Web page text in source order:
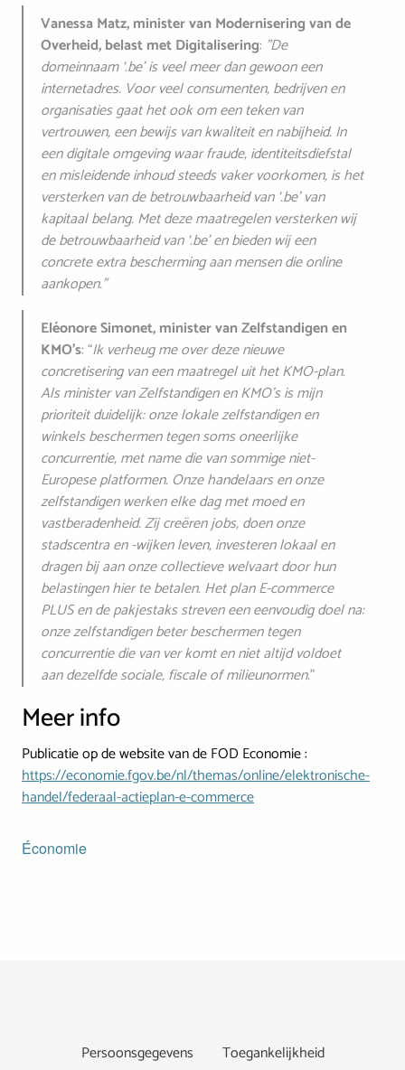
Vanessa Matz, minister van Modernisering van de
Overheid, belast met Digitalisering: "De
domeinnaam ‘.be’ is veel meer dan gewoon een
internetadres. Voor veel consumenten, bedrijven en
organisaties gaat het ook om een teken van
vertrouwen, een bewijs van kwaliteit en nabijheid. In
een digitale omgeving waar fraude, identiteitsdiefstal
en misleidende inhoud steeds vaker voorkomen, is het
versterken van de betrouwbaarheid van ‘.be’ van
kapitaal belang. Met deze maatregelen versterken wij
de betrouwbaarheid van ‘.be’ en bieden wij een
concrete extra bescherming aan mensen die online
aankopen."
Eléonore Simonet, minister van Zelfstandigen en
KMO’s: “Ik verheug me over deze nieuwe
concretisering van een maatregel uit het KMO-plan.
Als minister van Zelfstandigen en KMO’s is mijn
prioriteit duidelijk: onze lokale zelfstandigen en
winkels beschermen tegen soms oneerlijke
concurrentie, met name die van sommige niet-
Europese platformen. Onze handelaars en onze
zelfstandigen werken elke dag met moed en
vastberadenheid. Zij creëren jobs, doen onze
stadscentra en -wijken leven, investeren lokaal en
dragen bij aan onze collectieve welvaart door hun
belastingen hier te betalen. Het plan E-commerce
PLUS en de pakjestaks streven een eenvoudig doel na:
onze zelfstandigen beter beschermen tegen
concurrentie die van ver komt en niet altijd voldoet
aan dezelfde sociale, fiscale of milieunormen.”
Meer info
Publicatie op de website van de FOD Economie :
https://economie.fgov.be/nl/themas/online/elektronische-
handel/federaal-actieplan-e-commerce
Économie
Persoonsgegevens Toegankelijkheid